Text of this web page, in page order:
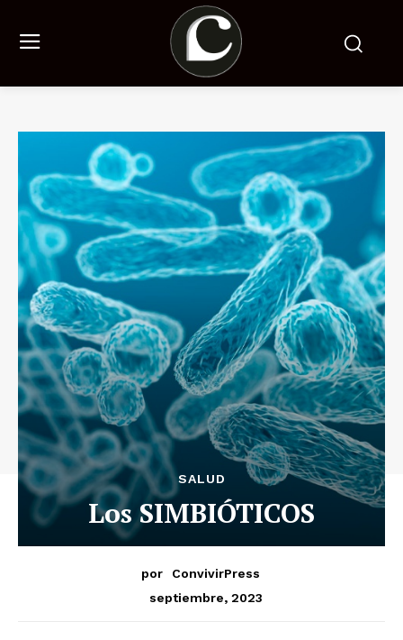
SALUD
Los SIMBIÓTICOS
por
ConvivirPress
septiembre, 2023